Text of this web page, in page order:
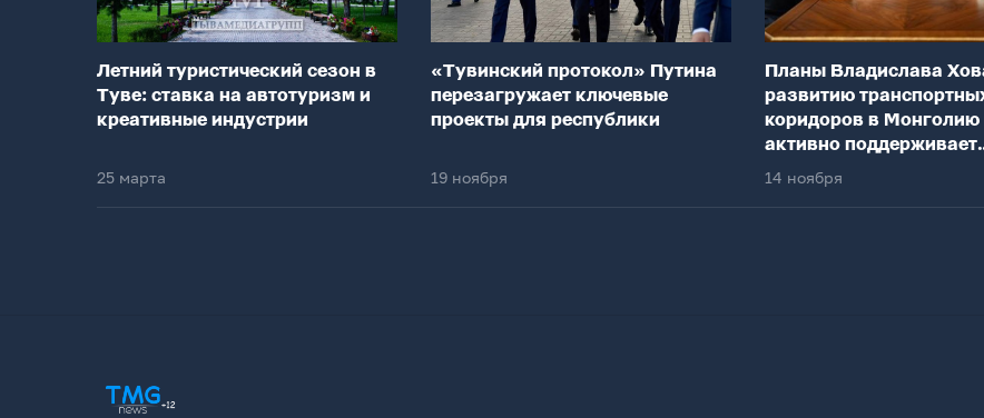
Летний туристический сезон в
Туве: ставка на автотуризм и
креативные индустрии
25 марта
«Тувинский протокол» Путина
перезагружает ключевые
проекты для республики
19 ноября
Планы Владислава
развитию
коридоров в Монголию
активно поддерживает
федеральный центр
14 ноября